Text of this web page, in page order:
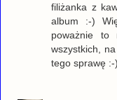
filiżanka z
album :-)
poważnie to
wszystkich,
tego sprawę :-)